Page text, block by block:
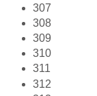
307
308
309
310
311
312